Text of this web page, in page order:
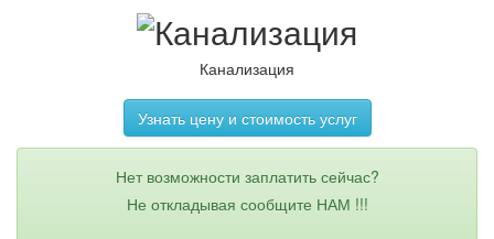
Канализация
Узнать цену и стоимость услуг
Нет возможности заплатить сейчас?
Не откладывая сообщите НАМ !!!